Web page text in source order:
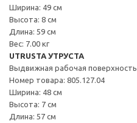
Ширина: 49 см
Высота: 8 см
Длина: 59 см
Вес: 7.00 кг
UTRUSTA УТРУСТА
Выдвижная рабочая поверхность
Номер товара: 805.127.04
Ширина: 48 см
Высота: 7 см
Длина: 57 см